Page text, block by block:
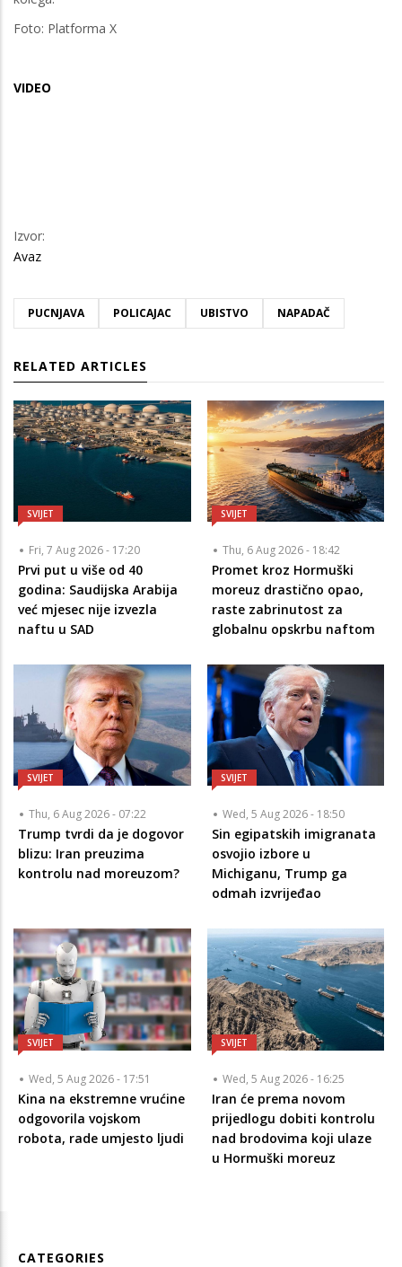
Foto: Platforma X
VIDEO
Izvor:
Avaz
PUCNJAVA POLICAJAC UBISTVO NAPADAČ
RELATED ARTICLES
SVIJET
Fri, 7 Aug 2026 - 17:20
Prvi put u više od 40
godina: Saudijska Arabija
već mjesec nije izvezla
naftu u SAD
SVIJET
Thu, 6 Aug 2026 - 18:42
Promet kroz Hormuški
moreuz drastično opao,
raste zabrinutost za
globalnu opskrbu naftom
SVIJET
Thu, 6 Aug 2026 - 07:22
Trump tvrdi da je dogovor
blizu: Iran preuzima
kontrolu nad moreuzom?
SVIJET
Wed, 5 Aug 2026 - 18:50
Sin egipatskih imigranata
osvojio izbore u
Michiganu, Trump ga
odmah izvrijeđao
SVIJET
Wed, 5 Aug 2026 - 17:51
Kina na ekstremne vrućine
odgovorila vojskom
robota, rade umjesto ljudi
SVIJET
Wed, 5 Aug 2026 - 16:25
Iran će prema novom
prijedlogu dobiti kontrolu
nad brodovima koji ulaze
u Hormuški moreuz
CATEGORIES